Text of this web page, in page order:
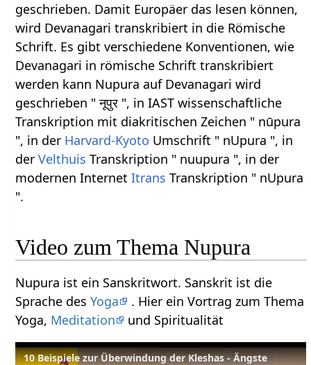
geschrieben. Damit Europäer das lesen können,
wird Devanagari transkribiert in die Römische
Schrift. Es gibt verschiedene Konventionen, wie
Devanagari in römische Schrift transkribiert
werden kann Nupura auf Devanagari wird
geschrieben " नूपुर ", in IAST wissenschaftliche
Transkription mit diakritischen Zeichen " nūpura
", in der Harvard-Kyoto Umschrift " nUpura ", in
derVelthuis Transkription " nuupura ", in der
modernen InternetItrans Transkription " nUpura
".
Video zum Thema Nupura
Nupura ist ein Sanskritwort. Sanskrit ist die
Sprache desYoga
. Hier ein Vortrag zum Thema
Yoga, Meditation und Spiritualität
10 Beispiele zur Überwindung der Kleshas - Ängste